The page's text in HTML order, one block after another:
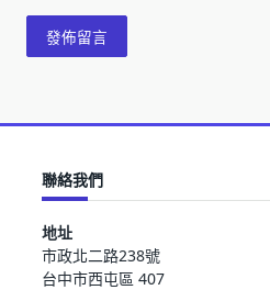
聯絡我們
地址
市政北二路238號
台中市西屯區 407